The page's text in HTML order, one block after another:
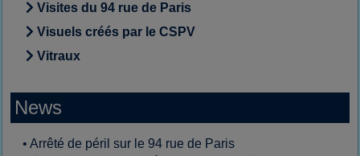
Visites du 94 rue de Paris
Visuels créés par le CSPV
Vitraux
News
• Arrêté de péril sur le 94 rue de Paris